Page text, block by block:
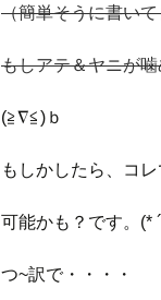
（簡単そうに書い
もしアテ＆ヤニが
(≧∇≦)ｂ
もしかしたら、コ
可能かも？です。(*
つ~訳で・・・・